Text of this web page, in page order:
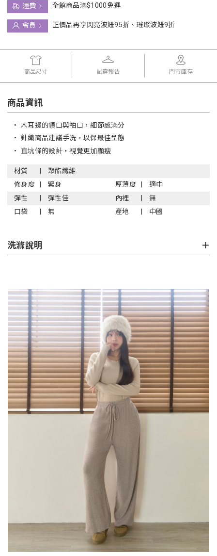
運費
全館商品滿$1000免運
會員
正價品再享閃亮波妞95折、璀璨波妞9折
商品尺寸 試穿報告 門市庫存
商品資訊
• 木耳邊的領口與袖口，細節感滿分
• 針織商品建議手洗，以保最佳型態
• 直坑條的設計，視覺更加顯瘦
材質
聚酯纖維
修身度
緊身 厚薄度
適中
彈性
彈性佳 內裡
無
口袋
無 產地 中國
洗滌說明